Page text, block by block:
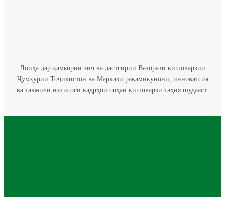
Лоиҳа дар ҳамкории зич ва дастгирии Вазорати кишоварзии
Ҷумҳурии Тоҷикистон ва Маркази рақамикунонӣ, инноватсия
ва такмили ихтисоси кадрҳои соҳаи кишоварзӣ таҳия шудааст.